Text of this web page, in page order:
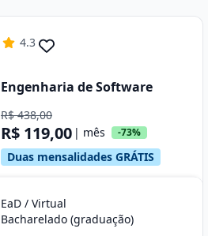
4.3
Engenharia de Software
R$ 438,00
R$ 119,00 | mês -73%
Duas mensalidades GRÁTIS
EaD / Virtual
Bacharelado (graduação)